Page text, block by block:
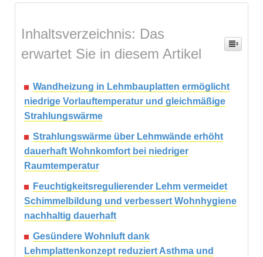
Inhaltsverzeichnis: Das
erwartet Sie in diesem Artikel
Wandheizung in Lehmbauplatten ermöglicht
niedrige Vorlauftemperatur und gleichmäßige
Strahlungswärme
Strahlungswärme über Lehmwände erhöht
dauerhaft Wohnkomfort bei niedriger
Raumtemperatur
Feuchtigkeitsregulierender Lehm vermeidet
Schimmelbildung und verbessert Wohnhygiene
nachhaltig dauerhaft
Gesündere Wohnluft dank
Lehmplattenkonzept reduziert Asthma und